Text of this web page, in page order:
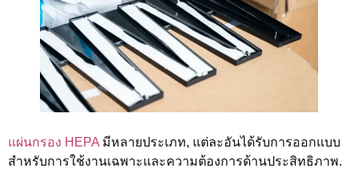
แผ่นกรอง HEPA มีหลายประเภท, แต่ละอันได้รับการออกแบบ
สำหรับการใช้งานเฉพาะและความต้องการด้านประสิทธิภาพ.